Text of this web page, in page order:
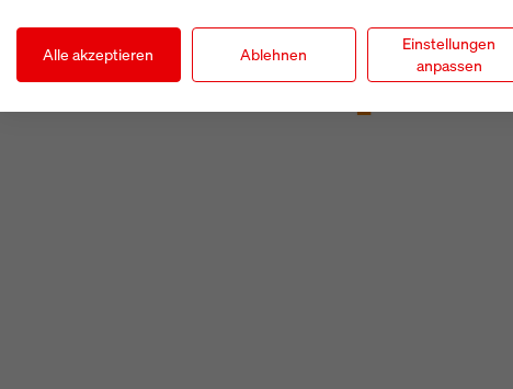
Alle akzeptieren Ablehnen
Einstellungen
anpassen